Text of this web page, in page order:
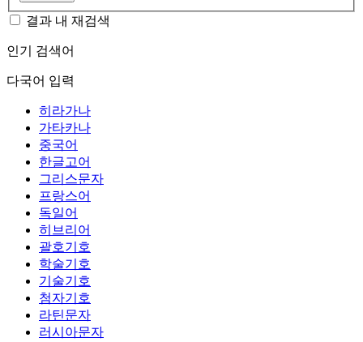
결과 내 재검색
인기 검색어
다국어 입력
히라가나
가타카나
중국어
한글고어
그리스문자
프랑스어
독일어
히브리어
괄호기호
학술기호
기술기호
첨자기호
라틴문자
러시아문자